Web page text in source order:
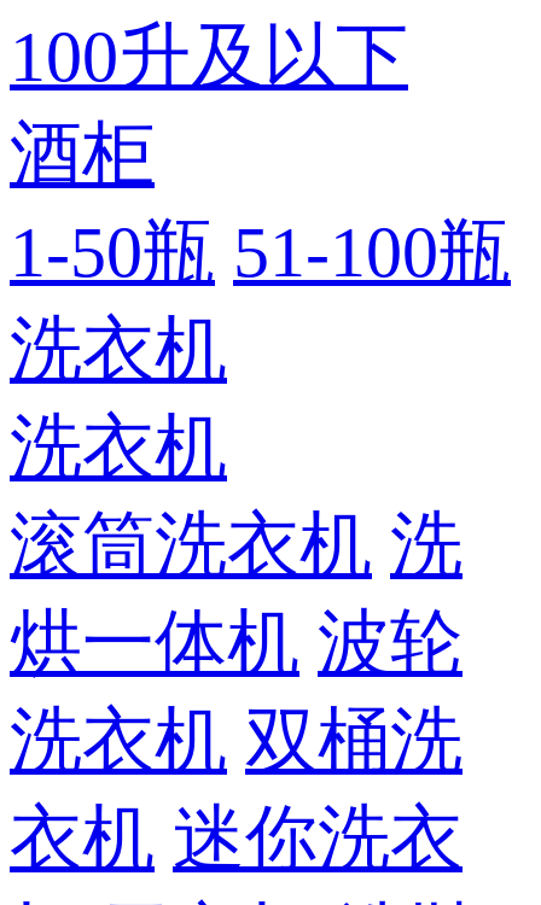
100升及以下
酒柜
1-50瓶 51-100瓶
洗衣机
洗衣机
滚筒洗衣机 洗
烘一体机 波轮
洗衣机 双桶洗
衣机 迷你洗衣